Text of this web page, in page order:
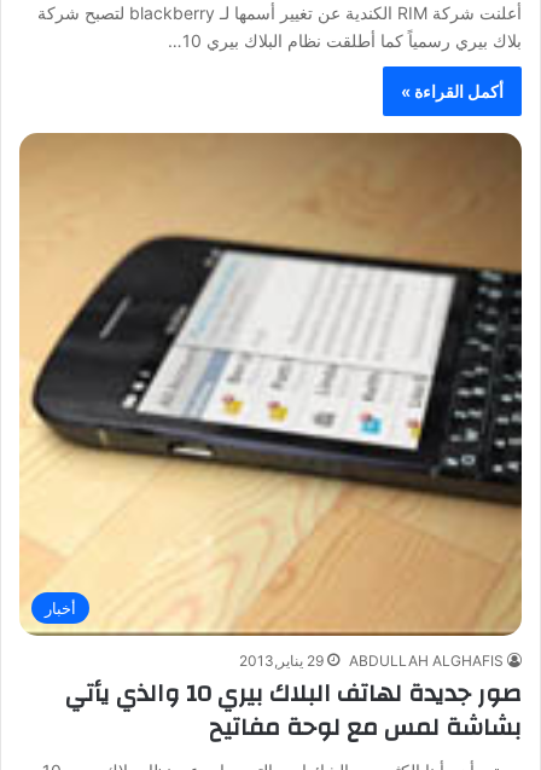
أعلنت شركة RIM الكندية عن تغيير أسمها لـ blackberry لتصبح شركة
بلاك بيري رسمياً كما أطلقت نظام البلاك بيري 10…
أكمل القراءة »
أخبار
ABDULLAH ALGHAFIS 29 يناير,2013
صور جديدة لهاتف البلاك بيري 10 والذي يأتي
بشاشة لمس مع لوحة مفاتيح